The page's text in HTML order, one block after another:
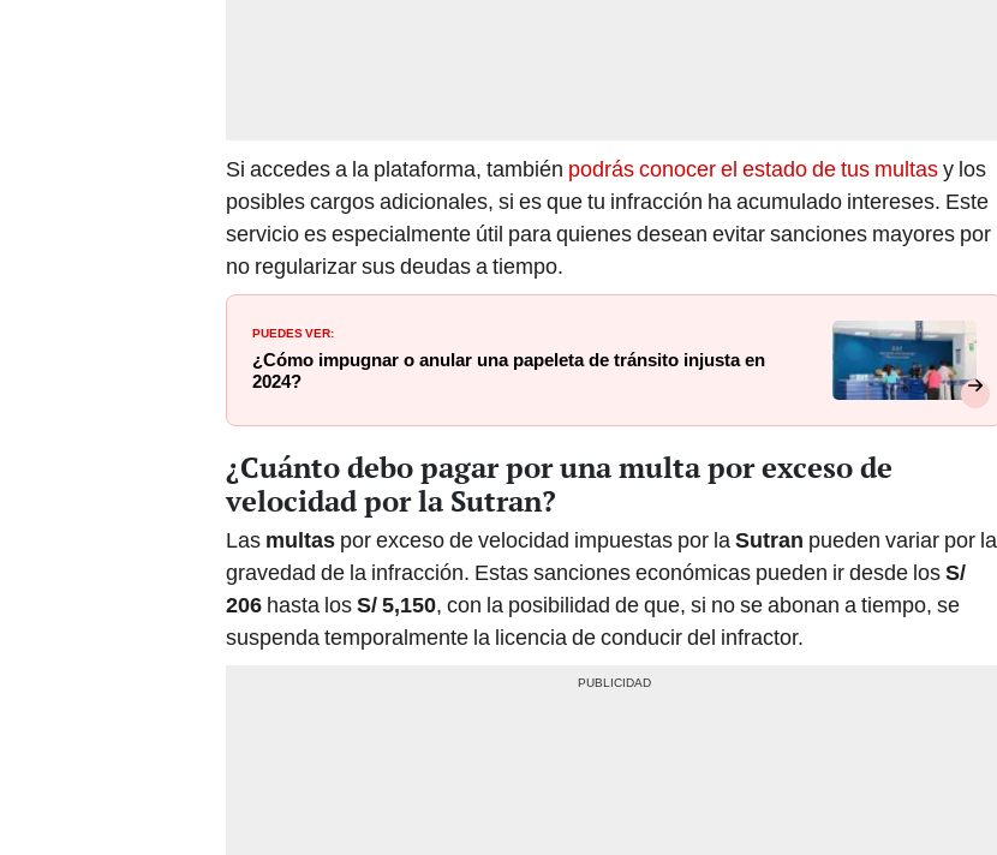
Si accedes a la plataforma, también podrás conocer el estado de tus multasy los
posibles cargos adicionales, si es que tu infracción ha acumulado intereses. Este
servicio es especialmente útil para quienes desean evitar sanciones mayores por
no regularizar sus deudas a tiempo.
PUEDES VER:
¿Cómo impugnar o anular una papeleta de tránsito injusta en
2024?
¿Cuánto debo pagar por una multa por exceso de
velocidad por la Sutran?
Las multas por exceso de velocidad impuestas por la Sutran pueden variar por la
gravedad de la infracción. Estas sanciones económicas pueden ir desde losS/
206 hasta losS/ 5,150, con la posibilidad de que, si no se abonan a tiempo, se
suspenda temporalmente la licencia de conducir del infractor.